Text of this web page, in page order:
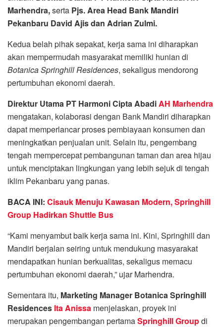
Marhendra,serta Pjs. Area Head Bank Mandiri
Pekanbaru David Ajis dan Adrian Zulmi.
Kedua belah pihak sepakat, kerja sama ini diharapkan
akan mempermudah masyarakat memiliki hunian di
Botanica Springhill Residences, sekaligus mendorong
pertumbuhan ekonomi daerah.
Direktur Utama PT Harmoni Cipta AbadiAH Marhendra
mengatakan, kolaborasi dengan Bank Mandiri diharapkan
dapat memperlancar proses pembiayaan konsumen dan
meningkatkan penjualan unit. Selain itu, pengembang
tengah mempercepat pembangunan taman dan area hijau
untuk menciptakan lingkungan yang lebih sejuk di tengah
iklim Pekanbaru yang panas.
BACA INI: Cisauk Menuju Kawasan Modern, Springhill
Group Hadirkan Shuttle Bus
“Kami menyambut baik kerja sama ini. Kini, Springhill dan
Mandiri berjalan seiring untuk mendukung masyarakat
mendapatkan hunian berkualitas, sekaligus memacu
pertumbuhan ekonomi daerah,” ujar Marhendra.
Sementara itu, Marketing Manager Botanica Springhill
Residences Ita Anissa menjelaskan, proyek ini
merupakan pengembangan pertamaSpringhill Groupdi